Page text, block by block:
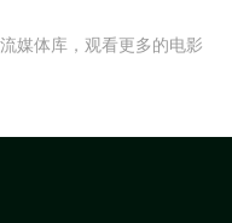
媒体库，观看更多的电影